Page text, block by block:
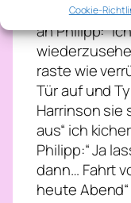
Cookie-
entspanne
an Philipp:“
raste wie
Tür auf und
Harrinson sie
aus“ ich
Philipp:“ Ja
dann… Fahrt
heute